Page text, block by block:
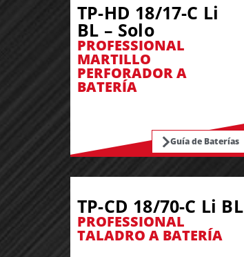
TP-HD 18/17-C Li
BL – Solo
PROFESSIONAL
MARTILLO
PERFORADOR A
BATERÍA
Guía de Baterías
TP-CD 18/70-C Li BL
PROFESSIONAL
TALADRO A BATERÍA